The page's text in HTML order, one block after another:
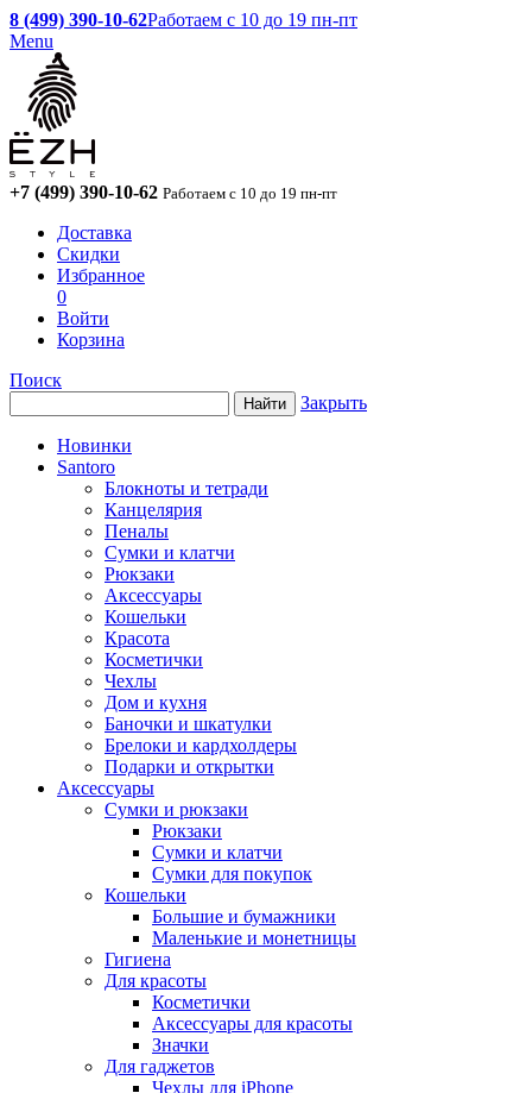
8 (499) 390-10-62Работаем с 10 до 19 пн-пт
Menu
+7 (499) 390-10-62 Работаем с 10 до 19 пн-пт
Доставка
Скидки
Избранное
0
Войти
Корзина
Поиск
Закрыть
Новинки
Santoro
Блокноты и тетради
Канцелярия
Пеналы
Сумки и клатчи
Рюкзаки
Аксессуары
Кошельки
Красота
Косметички
Чехлы
Дом и кухня
Баночки и шкатулки
Брелоки и кардхолдеры
Подарки и открытки
Аксессуары
Сумки и рюкзаки
Рюкзаки
Сумки и клатчи
Сумки для покупок
Кошельки
Большие и бумажники
Маленькие и монетницы
Гигиена
Для красоты
Косметички
Аксессуары для красоты
Значки
Для гаджетов
Чехлы для iPhone